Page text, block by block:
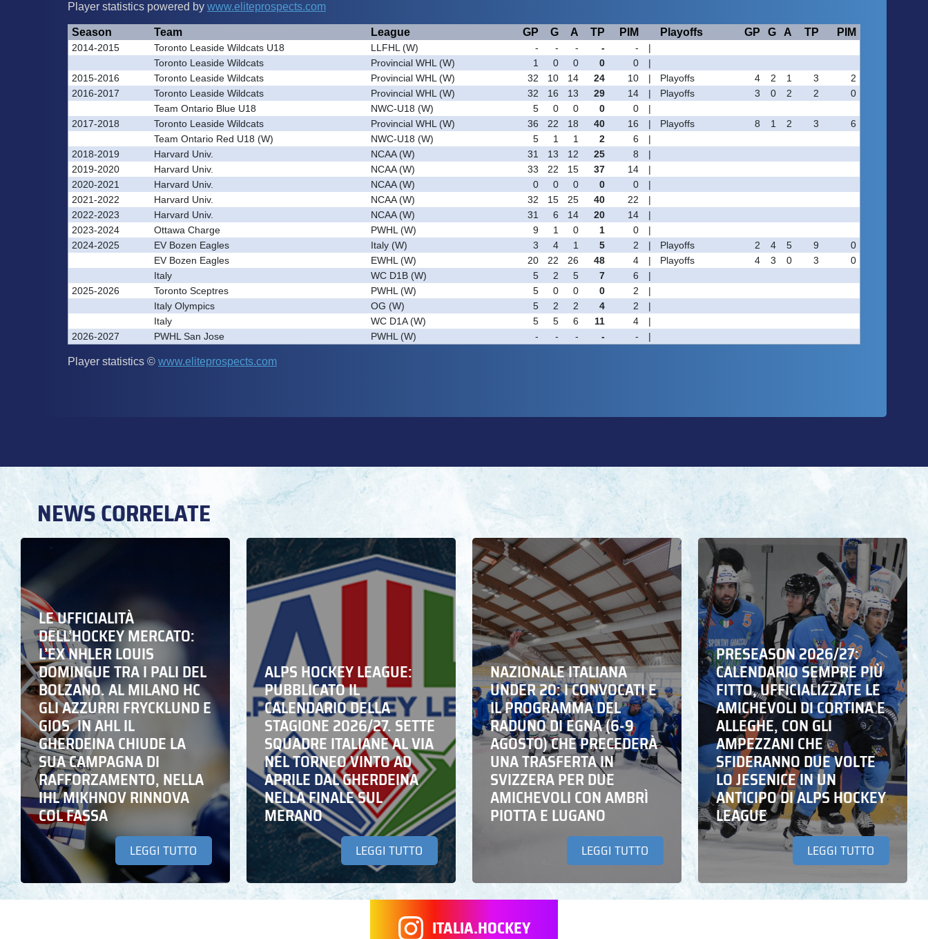
NEWS CORRELATE
LE UFFICIALITÀ
DELL’HOCKEY MERCATO:
L’EX NHLER LOUIS
DOMINGUE TRA I PALI DEL
BOLZANO. AL MILANO HC
GLI AZZURRI FRYCKLUND E
GIOS. IN AHL IL
GHERDEINA CHIUDE LA
SUA CAMPAGNA DI
RAFFORZAMENTO, NELLA
IHL MIKHNOV RINNOVA
COL FASSA
LEGGI TUTTO
ALPS HOCKEY LEAGUE:
PUBBLICATO IL
CALENDARIO DELLA
STAGIONE 2026/27. SETTE
SQUADRE ITALIANE AL VIA
NEL TORNEO VINTO AD
APRILE DAL GHERDEINA
NELLA FINALE SUL
MERANO
LEGGI TUTTO
NAZIONALE ITALIANA
UNDER 20: I CONVOCATI E
IL PROGRAMMA DEL
RADUNO DI EGNA (6-9
AGOSTO) CHE PRECEDERÀ
UNA TRASFERTA IN
SVIZZERA PER DUE
AMICHEVOLI CON AMBRÌ
PIOTTA E LUGANO
LEGGI TUTTO
PRESEASON 2026/27:
CALENDARIO SEMPRE PIÙ
FITTO, UFFICIALIZZATE LE
AMICHEVOLI DI CORTINA E
ALLEGHE, CON GLI
AMPEZZANI CHE
SFIDERANNO DUE VOLTE
LO JESENICE IN UN
ANTICIPO DI ALPS HOCKEY
LEAGUE
LEGGI TUTTO
ITALIA.HOCKEY